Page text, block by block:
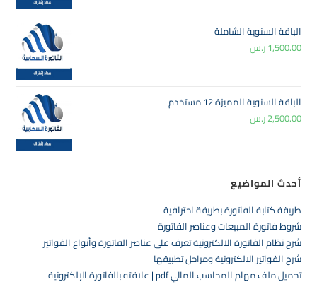
الباقة السنوية الشاملة
1,500.00ر.س
الباقة السنوية المميزة 12 مستخدم
2,500.00ر.س
أحدث المواضيع
طريقة كتابة الفاتورة بطريقة احترافية
شروط فاتورة المبيعات وعناصر الفاتورة
شرح نظام الفاتورة الالكترونية تعرف على عناصر الفاتورة وأنواع الفواتير
شرح الفواتير الالكترونية ومراحل تطبيقها
تحميل ملف مهام المحاسب المالي pdf | علاقته بالفاتورة الإلكترونية